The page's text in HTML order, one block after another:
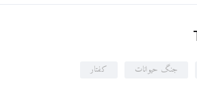
جنگ حیوانات کفتار